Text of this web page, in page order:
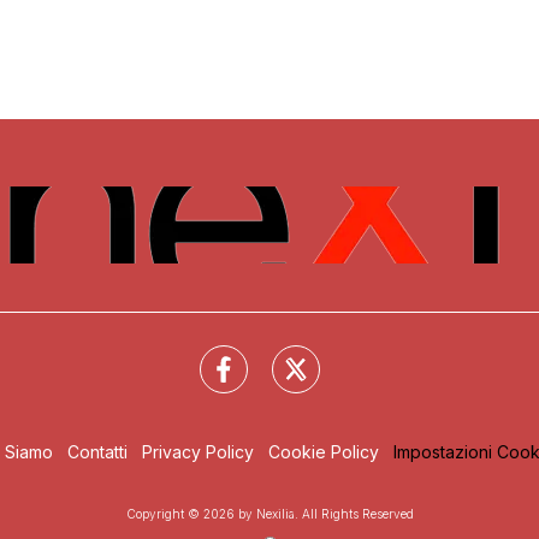
Siamo Contatti Privacy Policy Cookie Policy Impostazioni
Copyright © 2026 by Nexilia. All Rights Reserved